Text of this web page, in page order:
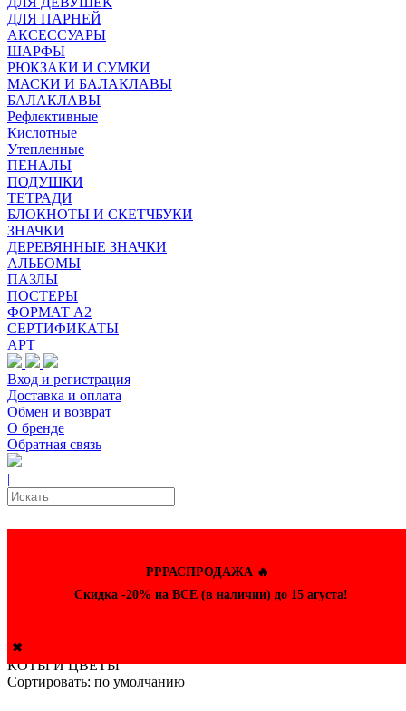
ДЛЯ ПАРНЕЙ
АКСЕССУАРЫ
ШАРФЫ
РЮКЗАКИ И СУМКИ
МАСКИ И БАЛАКЛАВЫ
БАЛАКЛАВЫ
Рефлективные
Кислотные
Утепленные
ПЕНАЛЫ
ПОДУШКИ
ТЕТРАДИ
БЛОКНОТЫ И СКЕТЧБУКИ
ЗНАЧКИ
ДЕРЕВЯННЫЕ ЗНАЧКИ
АЛЬБОМЫ
ПАЗЛЫ
ПОСТЕРЫ
ФОРМАТ А2
СЕРТИФИКАТЫ
АРТ
Вход и регистрация
Доставка и оплата
Обмен и возврат
О бренде
Обратная связь
|
РРРАСПРОДАЖА 🔥
Скидка -20% на ВСЕ (в наличии) до 15 агуста!
✖
КОТЫ И ЦВЕТЫ
Сортировать: по умолчанию